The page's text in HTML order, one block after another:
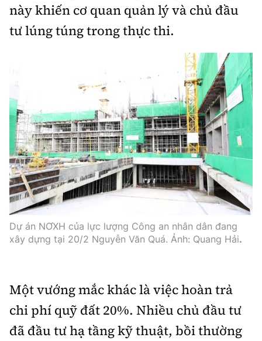
này khiến cơ quan quản lý và chủ đầu
tư lúng túng trong thực thi.
Dự án NƠXH của lực lượng Công an nhân dân đang
xây dựng tại 20/2 Nguyễn Văn Quá. Ảnh: Quang Hải.
Một vướng mắc khác là việc hoàn trả
chi phí quỹ đất 20%. Nhiều chủ đầu tư
đã đầu tư hạ tầng kỹ thuật, bồi thường